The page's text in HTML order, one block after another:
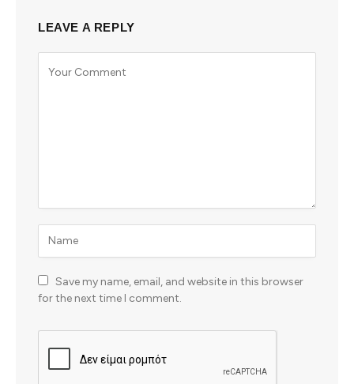
LEAVE A REPLY
Save my name, email, and website in this browser
for the next time I comment.